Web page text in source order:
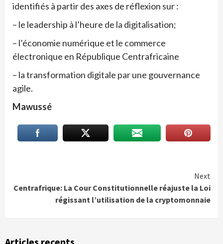
identifiés à partir des axes de réflexion sur :
– le leadership à l’heure de la digitalisation;
– l’économie numérique et le commerce
électronique en République Centrafricaine
– la transformation digitale par une gouvernance
agile.
Mawussé
Reading
Next
Centrafrique: La Cour Constitutionnelle réajuste la Loi
régissant l’utilisation de la cryptomonnaie